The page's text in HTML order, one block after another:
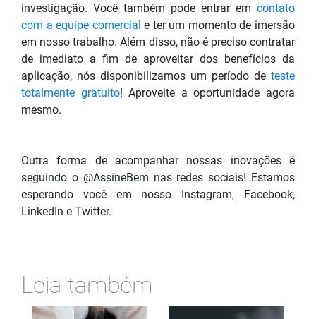
investigação. Você também pode entrar em contato
com a equipe comercial e ter um momento de imersão
em nosso trabalho. Além disso, não é preciso contratar
de imediato a fim de aproveitar dos benefícios da
aplicação, nós disponibilizamos um período de teste
totalmente gratuito! Aproveite a oportunidade agora
mesmo.
Outra forma de acompanhar nossas inovações é
seguindo o @AssineBem nas redes sociais! Estamos
esperando você em nosso Instagram, Facebook,
LinkedIn e Twitter.
Leia também